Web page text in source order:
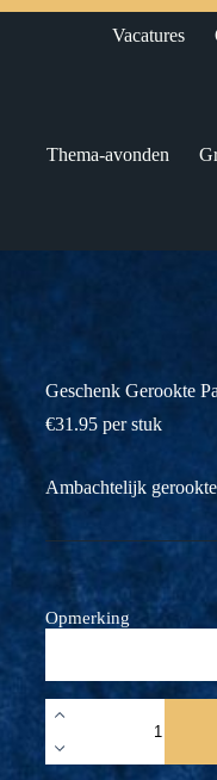
Vacatures
Thema-avonden
Geschenk Gerookte
€31.95 per stuk
Ambachtelijk
Opmerking
Geschenk
Paling
aantal